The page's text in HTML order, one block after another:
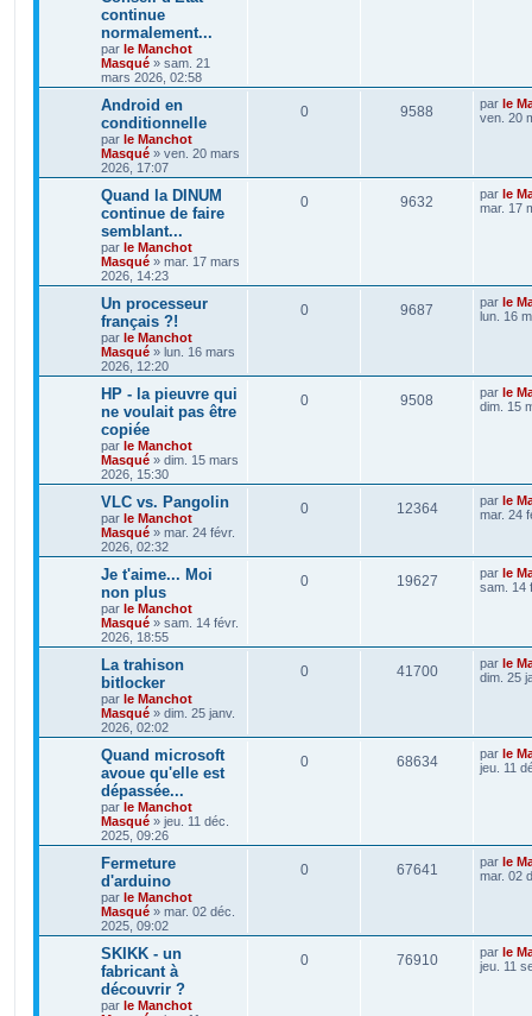
continue
normalement...
par le Manchot
Masqué » sam. 21
mars 2026, 02:58
Android en
conditionnelle
par le Manchot
Masqué » ven. 20 mars
2026, 17:07
0 9588 par le
ven. 20
Quand la DINUM
continue de faire
semblant...
par le Manchot
Masqué » mar. 17 mars
2026, 14:23
0 9632 par le
mar. 17
Un processeur
français ?!
par le Manchot
Masqué » lun. 16 mars
2026, 12:20
0 9687 par le
lun. 16
HP - la pieuvre qui
ne voulait pas être
copiée
par le Manchot
Masqué » dim. 15 mars
2026, 15:30
0 9508 par le
dim. 15
VLC vs. Pangolin
par le Manchot
Masqué » mar. 24 févr.
2026, 02:32
0 12364 par le
mar. 24
Je t'aime... Moi
non plus
par le Manchot
Masqué » sam. 14 févr.
2026, 18:55
0 19627 par le
sam. 14
La trahison
bitlocker
par le Manchot
Masqué » dim. 25 janv.
2026, 02:02
0 41700 par le
dim. 25
Quand microsoft
avoue qu'elle est
dépassée...
par le Manchot
Masqué » jeu. 11 déc.
2025, 09:26
0 68634 par le
jeu. 11
Fermeture
d'arduino
par le Manchot
Masqué » mar. 02 déc.
2025, 09:02
0 67641 par le
mar. 02
SKIKK - un
fabricant à
découvrir ?
par le Manchot
0 76910 par le
jeu. 11